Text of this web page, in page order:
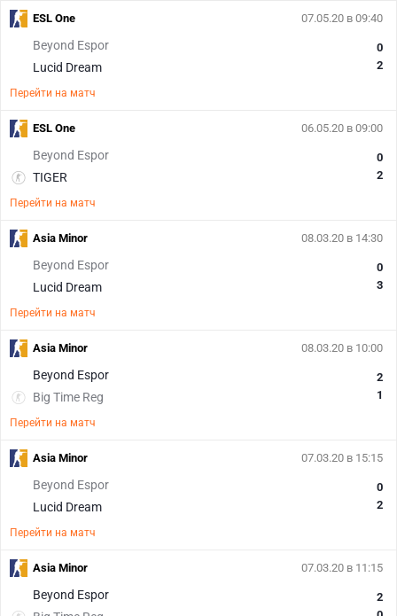
07.05.20 в 09:40
Beyond Espor
Lucid Dream
0
2
Перейти на матч
ESL One
06.05.20 в 09:00
Beyond Espor
TIGER
0
2
Перейти на матч
ESL One
08.03.20 в 14:30
Beyond Espor
Lucid Dream
0
3
Перейти на матч
Asia Minor
08.03.20 в 10:00
Beyond Espor
Big Time Reg
2
1
Перейти на матч
Asia Minor
07.03.20 в 15:15
Beyond Espor
Lucid Dream
0
2
Перейти на матч
Asia Minor
07.03.20 в 11:15
Beyond Espor
2
Asia Minor